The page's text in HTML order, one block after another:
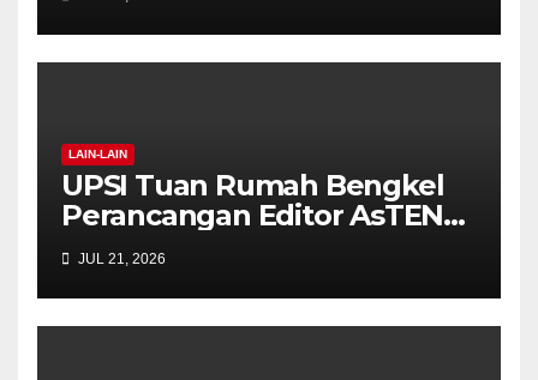
Manusiawi Dalam Era AI
LAIN-LAIN
UPSI Tuan Rumah Bengkel
Perancangan Editor AsTEN
Journal of Teacher Training
Education
JUL 21, 2026